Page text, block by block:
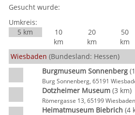
Gesucht wurde:
Umkreis:
5 km
10
km
20
km
50
km
Wiesbaden (Bundesland: Hessen)
Burgmuseum Sonnenberg
Burg Sonnenberg, 65191
Dotzheimer Museum(3 km)
Römergasse 13, 65199 Wiesbaden
Heimatmuseum Biebrich (4